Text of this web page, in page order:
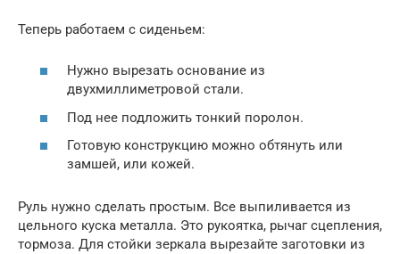
Теперь работаем с сиденьем:
Нужно вырезать основание из
двухмиллиметровой стали.
Под нее подложить тонкий поролон.
Готовую конструкцию можно обтянуть или
замшей, или кожей.
Руль нужно сделать простым. Все выпиливается из
цельного куска металла. Это рукоятка, рычаг сцепления,
тормоза. Для стойки зеркала вырезайте заготовки из